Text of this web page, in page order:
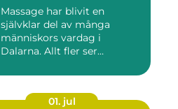
Massage har blivit en
självklar del av många
människors vardag i
Dalarna. Allt fler ser
01. jul